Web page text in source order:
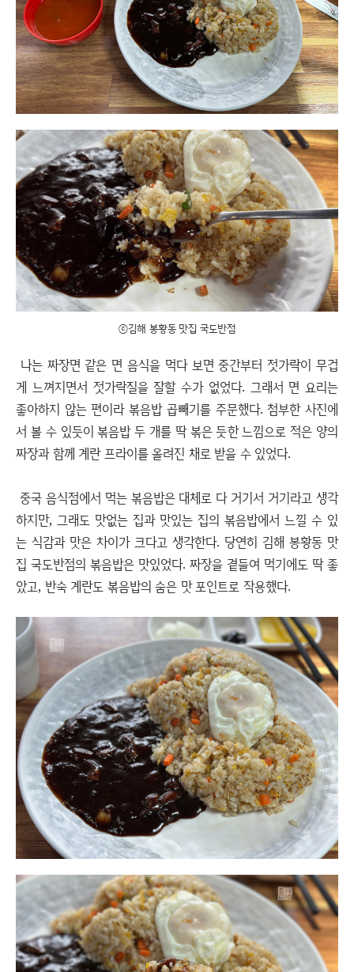
ⓒ김해 봉황동 맛집 국도반점
나는 짜장면 같은 면 음식을 먹다 보면 중간부터 젓가락이 무겁
게 느껴지면서 젓가락질을 잘할 수가 없었다. 그래서 면 요리는
좋아하지 않는 편이라 볶음밥 곱빼기를 주문했다. 첨부한 사진에
서 볼 수 있듯이 볶음밥 두 개를 딱 볶은 듯한 느낌으로 적은 양의
짜장과 함께 계란 프라이를 올려진 채로 받을 수 있었다.
중국 음식점에서 먹는 볶음밥은 대체로 다 거기서 거기라고 생각
하지만, 그래도 맛없는 집과 맛있는 집의 볶음밥에서 느낄 수 있
는 식감과 맛은 차이가 크다고 생각한다. 당연히 김해 봉황동 맛
집 국도반점의 볶음밥은 맛있었다. 짜장을 곁들여 먹기에도 딱 좋
았고, 반숙 계란도 볶음밥의 숨은 맛 포인트로 작용했다.